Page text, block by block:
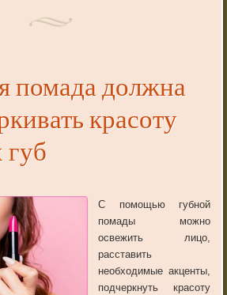
помада должна
красоту
С помощью губной
помады можно
освежить лицо,
расставить
необходимые акценты,
подчеркнуть красоту